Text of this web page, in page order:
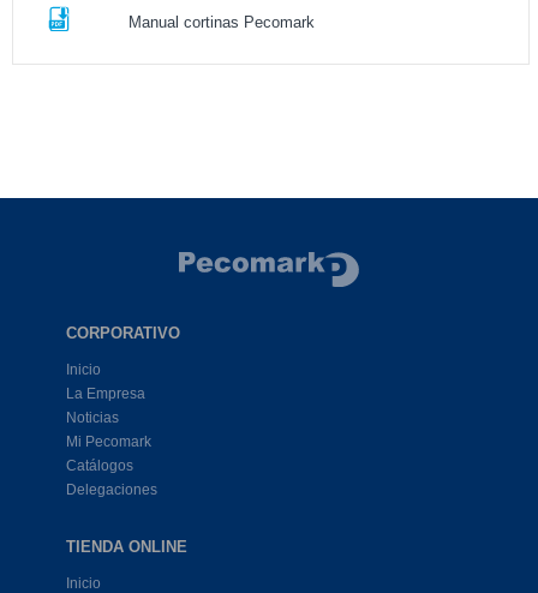
Manual cortinas Pecomark
CORPORATIVO
Inicio
La Empresa
Noticias
Mi Pecomark
Catálogos
Delegaciones
TIENDA ONLINE
Inicio